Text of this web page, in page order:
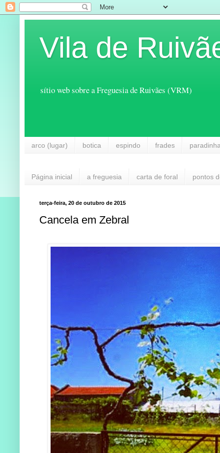
Vila de
sítio web sobre a Freguesia de Ruivães (VRM)
arco (lugar) botica espindo frades
Página inicial a freguesia carta de foral pontos
terça-feira, 20 de outubro de 2015
Cancela em Zebral